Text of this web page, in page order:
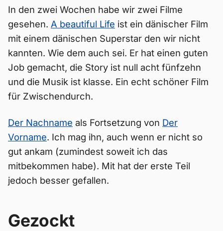
In den zwei Wochen habe wir zwei Filme
gesehen. A beautiful Life ist ein dänischer Film
mit einem dänischen Superstar den wir nicht
kannten. Wie dem auch sei. Er hat einen guten
Job gemacht, die Story ist null acht fünfzehn
und die Musik ist klasse. Ein echt schöner Film
für Zwischendurch.
Der Nachname als Fortsetzung von Der
Vorname. Ich mag ihn, auch wenn er nicht so
gut ankam (zumindest soweit ich das
mitbekommen habe). Mit hat der erste Teil
jedoch besser gefallen.
Gezockt